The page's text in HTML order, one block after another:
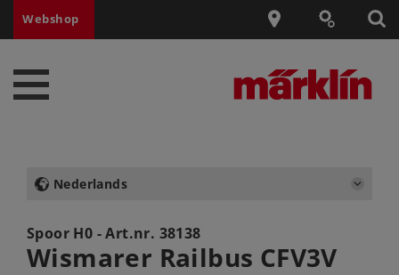
Webshop
Nederlands
Spoor H0 - Art.nr. 38138
Wismarer Railbus CFV3V